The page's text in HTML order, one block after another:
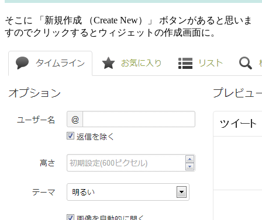
そこに 「新規作成 （Create New）」 ボタンがあると思いま
すのでクリックするとウィジェットの作成画面に。